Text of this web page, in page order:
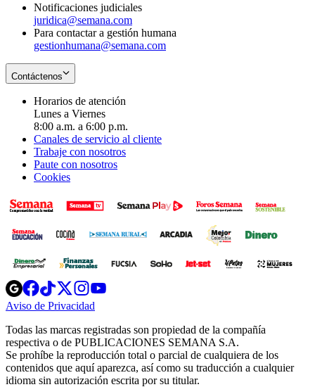
Notificaciones judiciales
juridica@semana.com
Para contactar a gestión humana
gestionhumana@semana.com
Contáctenos
Horarios de atención
Lunes a Viernes
8:00 a.m. a 6:00 p.m.
Canales de servicio al cliente
Trabaje con nosotros
Paute con nosotros
Cookies
Opens
in
new
Opens
in
new
Opens
in
new
window
Opens
new
windowwindow
Aviso de Privacidad
new
window
Todas las marcas registradas son propiedad de la compañía
respectiva o de PUBLICACIONES SEMANA S.A.
Se prohíbe la reproducción total o parcial de cualquiera de los
contenidos que aquí aparezca, así como su traducción a cualquier
idioma sin autorización escrita por su titular.